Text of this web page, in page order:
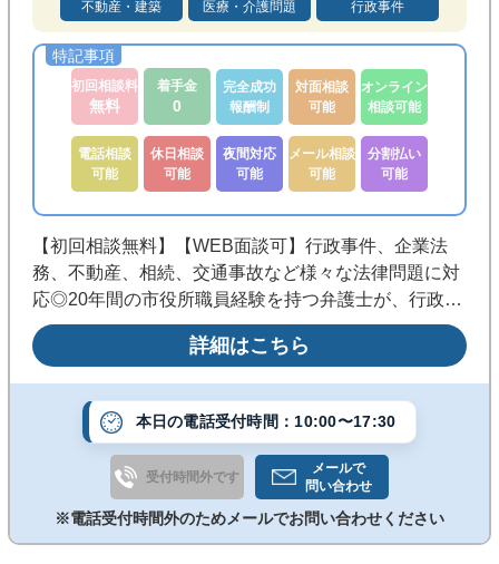
不動産・建築 医療・介護問題 行政事件
初回相談料
無料
着手金
0
完全成功
報酬制
対面相談
可能
オンライン
相談可能
電話相談
可能
休日相談
可能
夜間対応
可能
メール相談
可能
分割払い
可能
【初回相談無料】【WEB面談可】行政事件、企業法
務、不動産、相続、交通事故など様々な法律問題に対
応◎20年間の市役所職員経験を持つ弁護士が、行政の
仕組みや手続の流れを踏まえ、前に進むための現実的
な道筋を一緒に考えます。《銀座駅C6・C8出口１分
／完全個室・子連れ相談可》
詳細はこちら
本日の電話受付時間：10:00〜17:30
受付時間外です
メールで
問い合わせ
※電話受付時間外のためメールでお問い合わせください